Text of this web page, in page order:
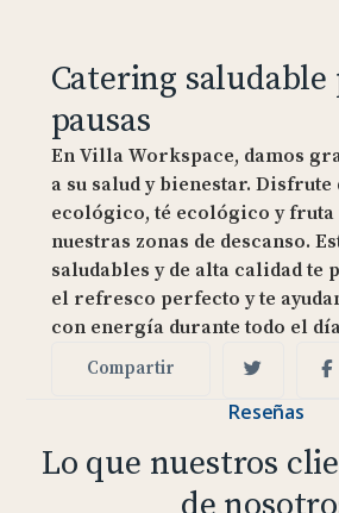
Catering saludable
pausas
En Villa Workspace, damos
a su salud y bienestar. Disfrute
ecológico, té ecológico y fruta
nuestras zonas de descanso.
saludables y de alta calidad
el refresco perfecto y te
con energía durante todo el
Compartir
Reseñas
Lo que nuestros